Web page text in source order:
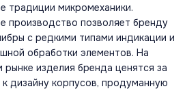
традиции микромеханики.
производство позволяет бренду
с редкими типами индикации и
обработки элементов. На
изделия бренда ценятся за
дизайну корпусов, продуманную